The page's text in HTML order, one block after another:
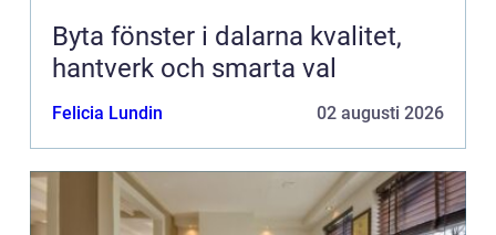
Byta fönster i dalarna kvalitet,
hantverk och smarta val
Felicia Lundin 02 augusti 2026